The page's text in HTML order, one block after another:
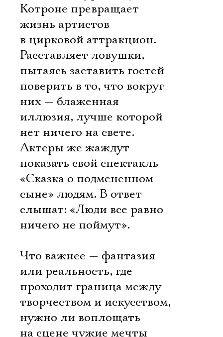
Котроне превращает
жизнь артистов
в цирковой аттракцион.
Расставляет ловушки,
пытаясь заставить гостей
поверить в то, что вокруг
них — блаженная
иллюзия, лучше которой
нет ничего на свете.
Актеры же жаждут
показать свой спектакль
«Сказка о подмененном
сыне» людям. В ответ
слышат: «Люди все равно
ничего не поймут».
Что важнее — фантазия
или реальность, где
проходит граница между
творчеством и искусством,
нужно ли воплощать
на сцене чужие мечты